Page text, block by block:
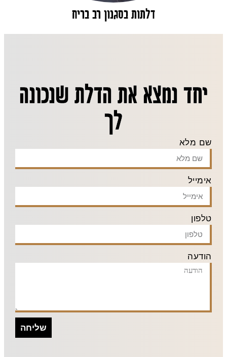
דלתות בסגנון רב בריח
יחד נמצא את הדלת שנכונה
לך
שם מלא
אימייל
טלפון
הודעה
שליחה